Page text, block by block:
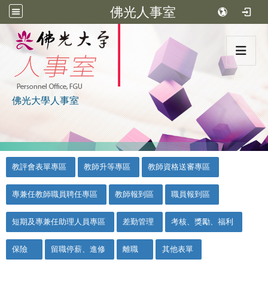
佛光人事室
:::
佛光大學人事室
教評會表單專區 教師升等專區 教師資格送審專區
專兼任教師職員聘任專區 教師報到區 職員報到區
短期及專兼任助理人員專區 差勤管理 考核、獎勵、福利
保險 留職停薪、進修 離職 其他表單